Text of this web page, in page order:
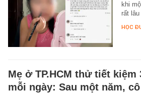
khi
rất
HỌC
Mẹ ở TP.HCM thử tiết kiệm
mỗi ngày: Sau một năm,